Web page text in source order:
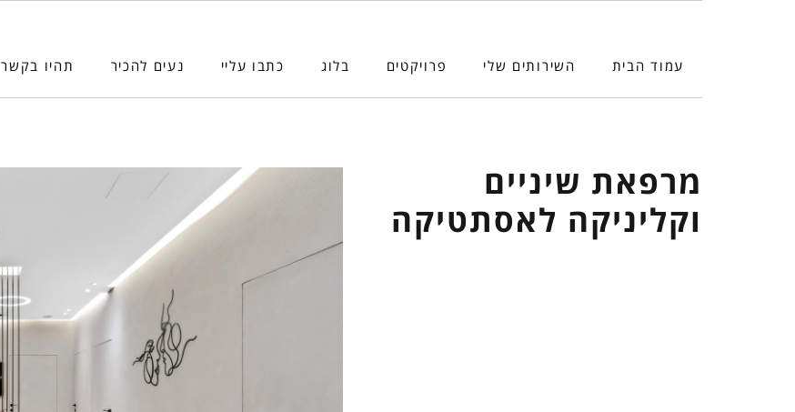
עמוד הבית השירותים שלי פרויקטים בלוג כתבו עליי נעים להכיר תהיו בקשר
מרפאת שיניים
וקליניקה לאסתטיקה